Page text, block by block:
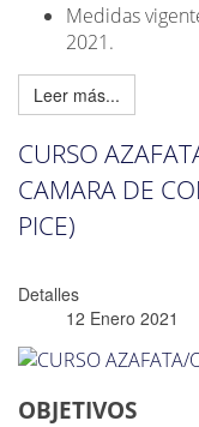
Medidas
2021.
Leer más...
CURSO
CAMARA DE
PICE)
Detalles
12 Enero 2021
OBJETIVOS